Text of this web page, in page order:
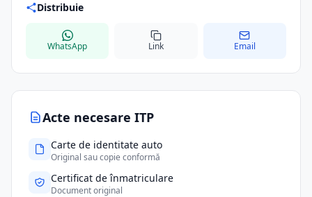
Acte necesare ITP
Carte de identitate auto
Original sau copie conformă
Certificat de înmatriculare
Document original
Distribuie
WhatsApp Link Email